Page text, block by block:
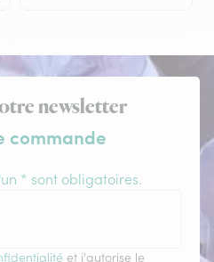
newsletter
commande
* sont obligatoires.
et j'autorise le